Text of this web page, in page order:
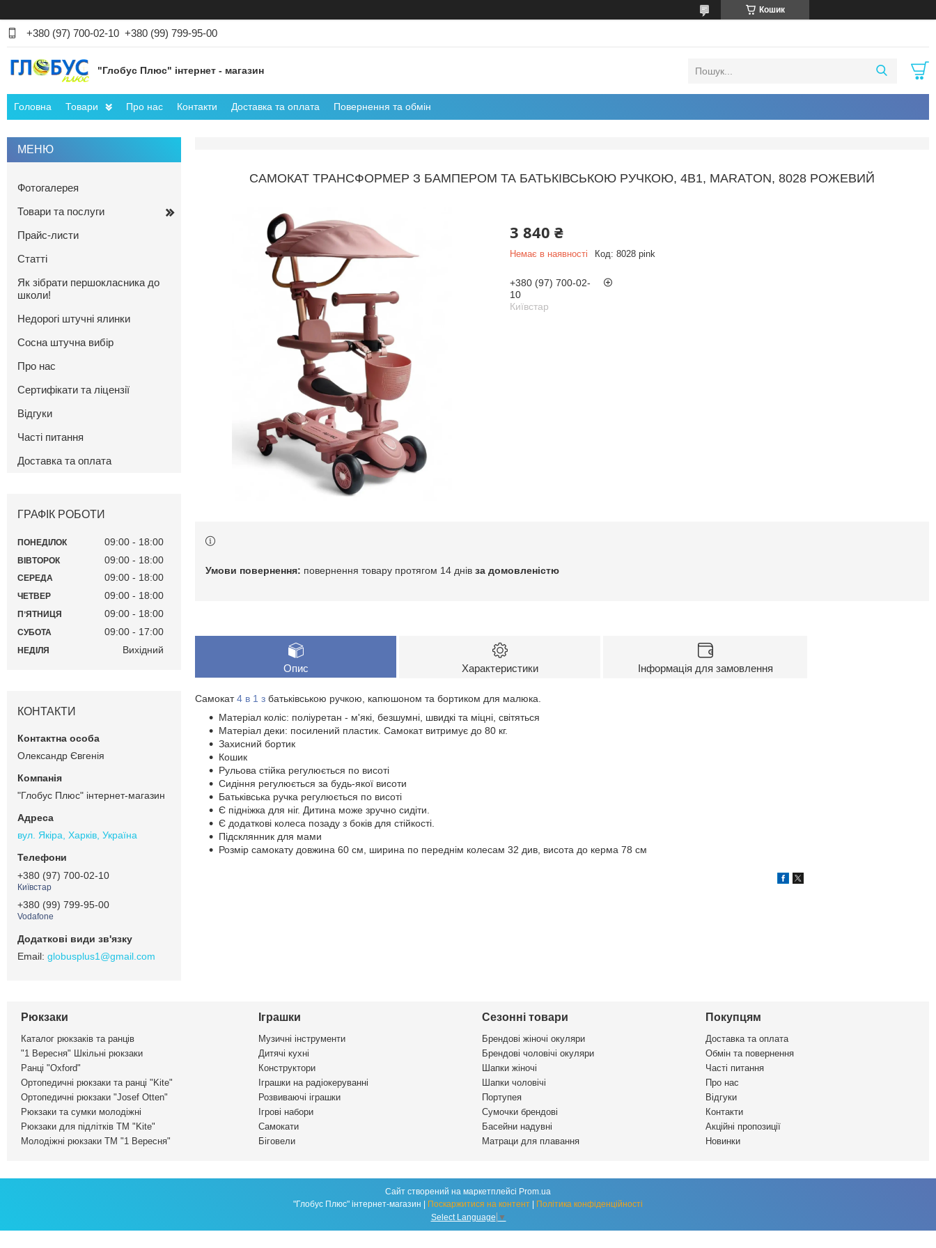
Кошик
+380 (97) 700-02-10 +380 (99) 799-95-00
"Глобус Плюс" інтернет - магазин
Головна Товари Про нас Контакти Доставка та оплата Повернення та обмін
САМОКАТ ТРАНСФОРМЕР З БАМПЕРОМ ТА БАТЬКІВСЬКОЮ РУЧКОЮ, 4В1, MARATON, 8028 РОЖЕВИЙ
3 840 ₴
Немає в наявності Код: 8028 pink
+380 (97) 700-02-
10
Київстар
повернення товару протягом 14 днів за домовленістю
Опис Характеристики Інформація для замовлення
Самокат4 в 1 з батьківською ручкою, капюшоном та бортиком для малюка.
Матеріал коліс: поліуретан - м'які, безшумні, швидкі та міцні, світяться
Матеріал деки: посилений пластик. Самокат витримує до 80 кг.
Захисний бортик
Кошик
Рульова стійка регулюється по висоті
Сидіння регулюється за будь-якої висоти
Батьківська ручка регулюється по висоті
Є підніжка для ніг. Дитина може зручно сидіти.
Є додаткові колеса позаду з боків для стійкості.
Підсклянник для мами
Розмір самокату довжина 60 см, ширина по переднім колесам 32 див, висота до керма 78 см
Фотогалерея
Товари та послуги
Прайс-листи
Статті
Як зібрати першокласника до
школи!
Недорогі штучні ялинки
Сосна штучна вибір
Про нас
Сертифікати та ліцензії
Відгуки
Часті питання
Доставка та оплата
ГРАФІК РОБОТИ
ПОНЕДІЛОК 09:00 18:00
ВІВТОРОК 09:00 18:00
СЕРЕДА 09:00 18:00
ЧЕТВЕР 09:00 18:00
ПʼЯТНИЦЯ 09:00 18:00
СУБОТА 09:00 17:00
НЕДІЛЯ Вихідний
КОНТАКТИ
Олександр Євгенія
"Глобус Плюс" інтернет-магазин
вул. Якіра, Харків, Україна
+380 (97) 700-02-10
Київстар
+380 (99) 799-95-00
Vodafone
globusplus1@gmail.com
Рюкзаки
Каталог рюкзаків та ранців
"1 Вересня" Шкільні рюкзаки
Ранці "Oxford"
Ортопедичні рюкзаки та ранці "Kite"
Ортопедичні рюкзаки "Josef Otten"
Рюкзаки та сумки молодіжні
Рюкзаки для підлітків ТМ "Kite"
Молодіжні рюкзаки ТМ "1 Вересня"
Іграшки
Музичні інструменти
Дитячі кухні
Конструктори
Іграшки на радіокеруванні
Розвиваючі іграшки
Ігрові набори
Самокати
Біговели
Сезонні товари
Брендові жіночі окуляри
Брендові чоловічі окуляри
Шапки жіночі
Шапки чоловічі
Портупея
Сумочки брендові
Басейни надувні
Матраци для плавання
Покупцям
Доставка та оплата
Обмін та повернення
Часті питання
Про нас
Відгуки
Контакти
Акційні пропозиції
Новинки
Сайт створений на маркетплейсі Prom.ua
Поскаржитися на контент
Політика конфіденційності
Select Language ▼